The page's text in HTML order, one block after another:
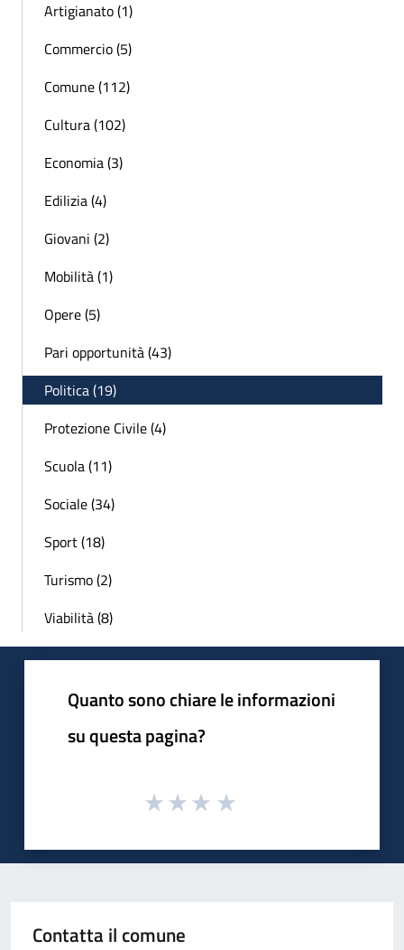
Artigianato (1)
Commercio (5)
Comune (112)
Cultura (102)
Economia (3)
Edilizia (4)
Giovani (2)
Mobilità (1)
Opere (5)
Pari opportunità (43)
Politica (19)
Protezione Civile (4)
Scuola (11)
Sociale (34)
Sport (18)
Turismo (2)
Viabilità (8)
Quanto sono chiare le informazioni
su questa pagina?
Contatta il comune